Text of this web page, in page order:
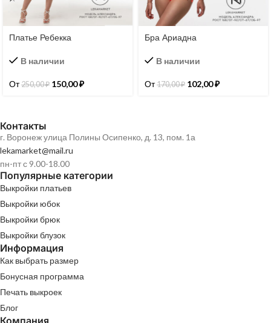
Платье Ребекка
В наличии
От250,00₽ 150,00₽
Бра Ариадна
В наличии
От170,00₽ 102,00₽
Контакты
г. Воронеж улица Полины Осипенко, д. 13, пом. 1а
lekamarket@mail.ru
пн-пт с 9.00-18.00
Популярные категории
Выкройки платьев
Выкройки юбок
Выкройки брюк
Выкройки блузок
Информация
Как выбрать размер
Бонусная программа
Печать выкроек
Блог
Компания